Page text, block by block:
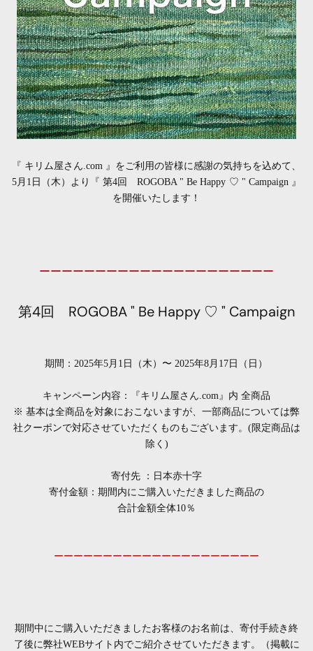
『 キリム屋さん.com 』をご利用の皆様に感謝の気持ちを込めて、
5月1日（木）より『 第4回 ROGOBA " Be Happy ♡ " Campaign 』
を開催いたします！
ーーーーーーーーーーーーーーーーーーーーー
第4回 ROGOBA " Be Happy ♡ " Campaign
期間：2025年5月1日（木）〜 2025年8月17日（日）
キャンペーン内容：『キリム屋さん.com』内 全商品
※ 基本は全商品を対象におこないますが、 一部商品については弊
社クーポンで対応させていただくものもございます。(限定商品は
除く)
寄付先 ：日本赤十字
寄付金額：期間内にご購入いただきました商品の
合計金額全体10％
ーーーーーーーーーーーーーーーーーーーーー
期間中にご購入いただきましたお客様のお名前は、寄付手続き終
了後に弊社WEBサイト内でご紹介させていただきます。
（掲載に